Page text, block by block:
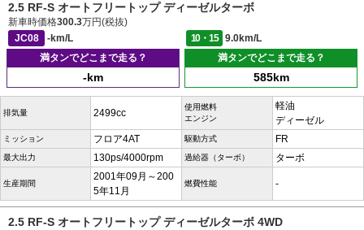
2.5 RF-S オートフリートップ ディーゼルターボ
新車時価格300.3万円(税抜)
JC08
-km/L 10・15
9.0km/L
満タンでどこまで走る？
-km
満タンでどこまで走る？
585km
排気量 2499cc
使用燃料
エンジン
軽油
ディーゼル
ミッション フロア4AT 駆動方式 FR
最大出力 130ps/4000rpm 過給器（ターボ） ターボ
生産期間
2001年09月～200
5年11月
燃費性能 -
2.5 RF-S オートフリートップ ディーゼルターボ 4WD